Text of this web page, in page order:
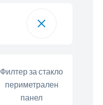
Филтер за стакло
периметрален
панел